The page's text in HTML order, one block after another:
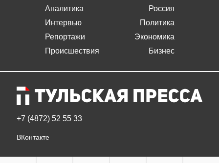
Аналитика
Интервью
Репортажи
Происшествия
Россия
Политика
Экономика
Бизнес
+7 (4872) 52 55 33
ВКонтакте